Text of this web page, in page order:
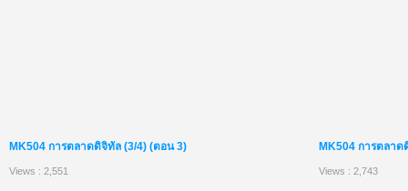
MK504 การตลาดดิจิทัล (3/4) (ตอน 3)
Views : 2,551
MK504 การตลา
Views : 2,743